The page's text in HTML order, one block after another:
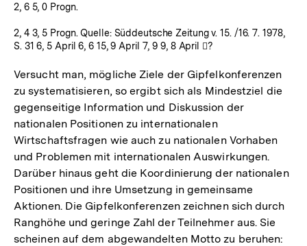
2, 6 5, 0 Progn.
2, 4 3, 5 Progn. Quelle: Süddeutsche Zeitung v. 15. /16. 7. 1978,
S. 31 6, 5 April 6, 6 15, 9 April 7, 9 9, 8 April ?
Versucht man, mögliche Ziele der Gipfelkonferenzen
zu systematisieren, so ergibt sich als Mindestziel die
gegenseitige Information und Diskussion der
nationalen Positionen zu internationalen
Wirtschaftsfragen wie auch zu nationalen Vorhaben
und Problemen mit internationalen Auswirkungen.
Darüber hinaus geht die Koordinierung der nationalen
Positionen und ihre Umsetzung in gemeinsame
Aktionen. Die Gipfelkonferenzen zeichnen sich durch
Ranghöhe und geringe Zahl der Teilnehmer aus. Sie
scheinen auf dem abgewandelten Motto zu beruhen: